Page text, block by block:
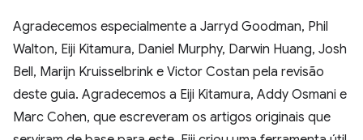
Agradecemos especialmente a Jarryd Goodman, Phil
Walton, Eiji Kitamura, Daniel Murphy, Darwin Huang, Josh
Bell, Marijn Kruisselbrink e Victor Costan pela revisão
deste guia. Agradecemos a Eiji Kitamura, Addy Osmani e
Marc Cohen, que escreveram os artigos originais que